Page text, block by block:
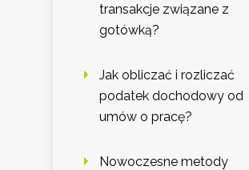
transakcje związane z
gotówką?
Jak obliczać i rozliczać
podatek dochodowy od
umów o pracę?
Nowoczesne metody